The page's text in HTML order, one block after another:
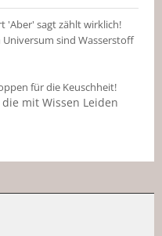
'Aber' sagt zählt wirklich!
sind Wasserstoff
für die Keuschheit!
mit Wissen Leiden